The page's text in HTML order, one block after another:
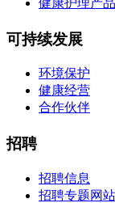
可持续发展
环境保护
健康经营
合作伙伴
招聘
招聘信息
招聘专题网站